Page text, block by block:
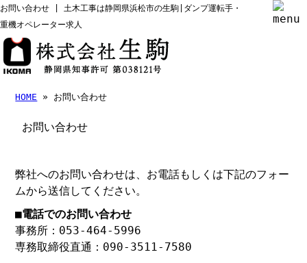
お問い合わせ | 土木工事は静岡県浜松市の生駒|ダンプ運転手・
重機オペレーター求人
HOME » お問い合わせ
お問い合わせ
弊社へのお問い合わせは、お電話もしくは下記のフォー
ムから送信してください。
■電話でのお問い合わせ
事務所：053-464-5996
専務取締役直通：090-3511-7580